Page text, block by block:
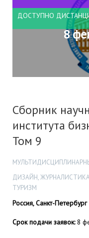
ДОСТУПНО
8
Сборник
института
Том 9
ДИЗАЙН,
ТУРИЗМ
Россия, Санкт-Петербург
Срок подачи заявок:8